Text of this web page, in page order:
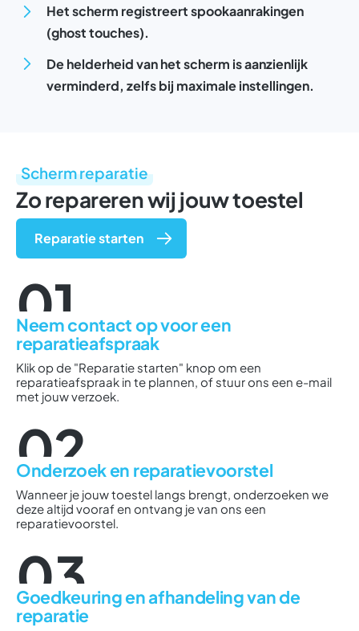
Het scherm registreert spookaanrakingen
(ghost touches).
De helderheid van het scherm is aanzienlijk
verminderd, zelfs bij maximale instellingen.
Scherm reparatie
Zo repareren wij jouw toestel
Reparatie starten
01
Neem contact op voor een
reparatieafspraak
Klik op de "Reparatie starten" knop om een
reparatieafspraak in te plannen, of stuur ons een e-mail
met jouw verzoek.
02
Onderzoek en reparatievoorstel
Wanneer je jouw toestel langs brengt, onderzoeken we
deze altijd vooraf en ontvang je van ons een
reparatievoorstel.
03
Goedkeuring en afhandeling van de
reparatie